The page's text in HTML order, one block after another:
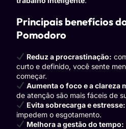
Principais benefícios
Pomodoro
Reduz a procrastinação:
curto e definido, você sente
começar.
Aumenta o foco e a clareza
de atenção são mais fáceis de
Evita sobrecarga e estresse:
impedem o esgotamento.
Melhora a gestão do tempo: